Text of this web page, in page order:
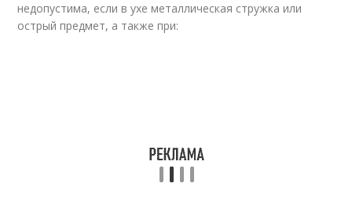
недопустима, если в ухе металлическая стружка или
острый предмет, а также при: